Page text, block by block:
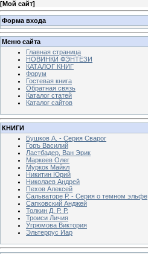
[Мой сайт]
Форма входа
Меню сайта
Главная страница
НОВИНКИ ФЭНТЕЗИ
КАТАЛОГ КНИГ
Форум
Гостевая книга
Обратная связь
Каталог статей
Каталог сайтов
КНИГИ
Бушков А. - Серия Сварог
Горъ Василий
Ластбадер, Ван Эрик
Маркеев Олег
Муркок Майкл
Никитин Юрий
Николаев Андрей
Пехов Алексей
Сальваторе Р. - Серия о темном эльфе
Сапковский Анджей
Толкин Д. Р. Р.
Троиси Личия
Угрюмова Виктория
Эльтеррус Иар